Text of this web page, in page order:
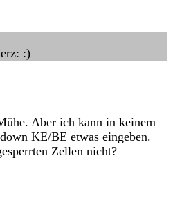
:)
Aber ich kann in keinem
KE/BE etwas eingeben.
Zellen nicht?